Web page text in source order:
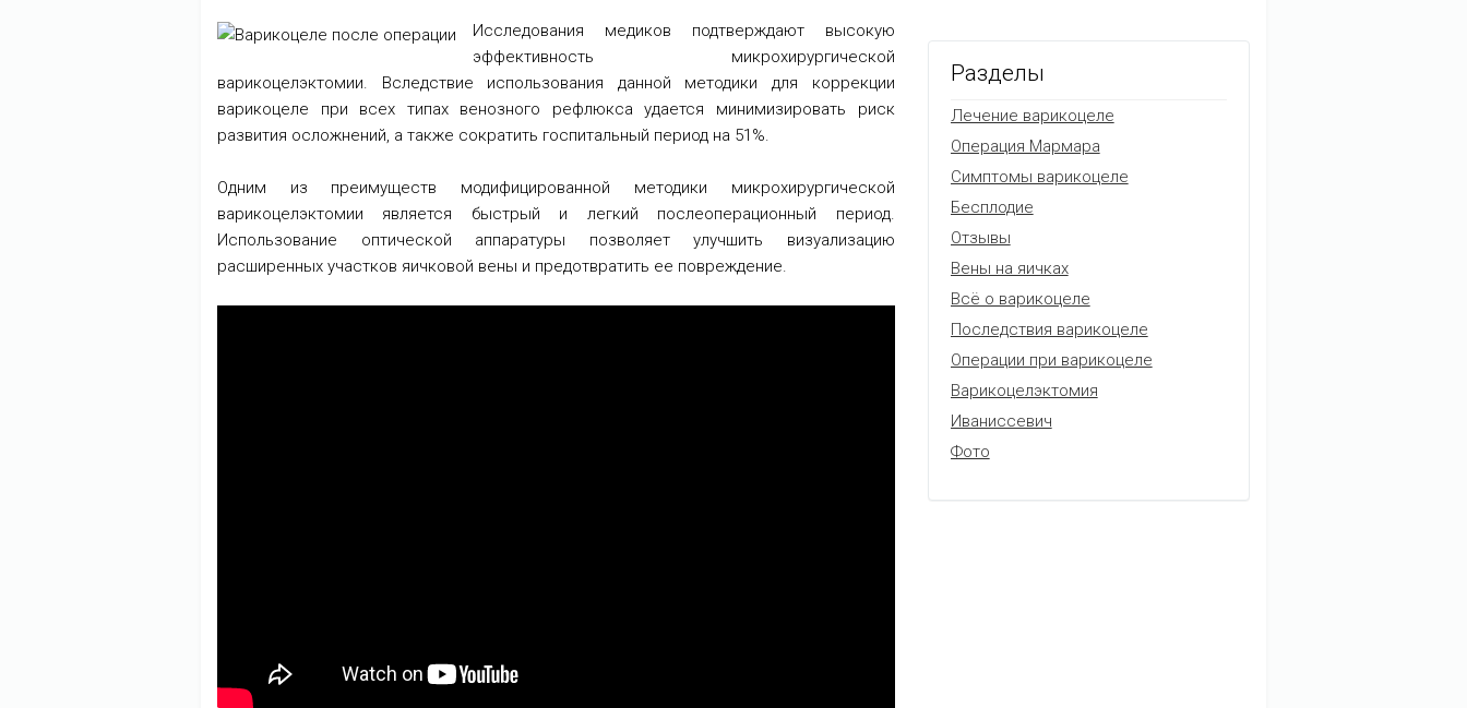
Исследования медиков подтверждают высокую
эффективность микрохирургической
варикоцелэктомии. Вследствие использования данной методики для коррекции
варикоцеле при всех типах венозного рефлюкса удается минимизировать риск
развития осложнений, а также сократить госпитальный период на 51%.
Одним из преимуществ модифицированной методики микрохирургической
варикоцелэктомии является быстрый и легкий послеоперационный период.
Использование оптической аппаратуры позволяет улучшить визуализацию
расширенных участков яичковой вены и предотвратить ее повреждение.
Разделы
Лечение варикоцеле
Операция Мармара
Симптомы варикоцеле
Бесплодие
Отзывы
Вены на яичках
Всё о варикоцеле
Последствия варикоцеле
Операции при варикоцеле
Варикоцелэктомия
Иваниссевич
Фото